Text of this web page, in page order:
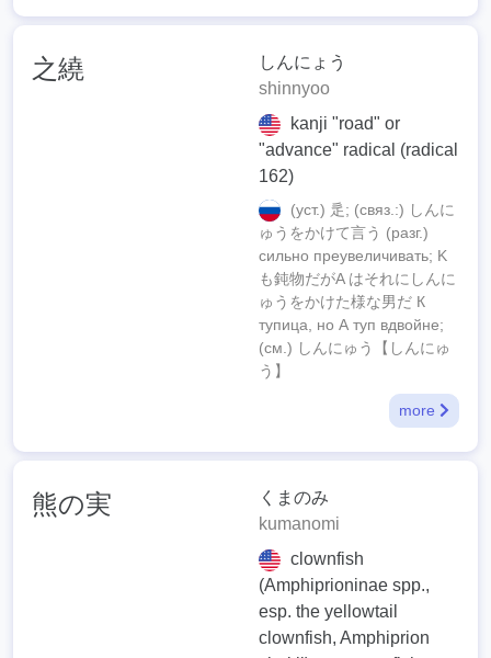
之繞
しんにょう
shinnyoo
kanji "road" or
"advance" radical (radical
162)
(уст.) 辵; (связ.:) しんに
ゅうをかけて言う (разг.)
сильно преувеличивать; K
も鈍物だがA はそれにしんに
ゅうをかけた様な男だ К
тупица, но А туп вдвойне;
(см.) しんにゅう【しんにゅ
う】
more
熊の実
くまのみ
kumanomi
clownfish
(Amphiprioninae spp.,
esp. the yellowtail
clownfish, Amphiprion